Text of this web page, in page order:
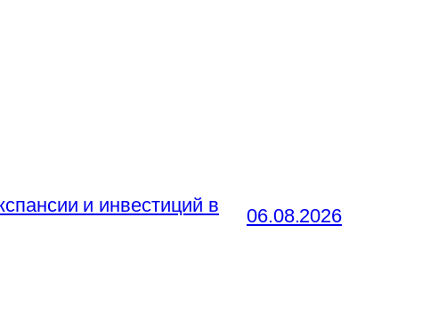
и инвестиций в
06.08.2026